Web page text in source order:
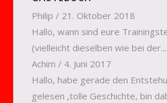
Philip / 21. Oktober 2018
Hallo, wann sind eure
(vielleicht dieselben wie bei der...
Achim / 4. Juni 2017
Hallo, habe gerade den
gelesen ,tolle Geschichte, bin